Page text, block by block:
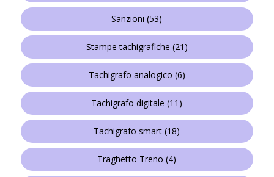
Sanzioni (53)
Stampe tachigrafiche (21)
Tachigrafo analogico (6)
Tachigrafo digitale (11)
Tachigrafo smart (18)
Traghetto Treno (4)